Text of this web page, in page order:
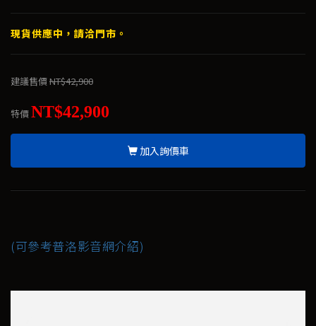
現貨供應中，請洽門市。
建議售價NT$42,900
特價NT$42,900
加入詢價車
(可參考普洛影音網介紹)